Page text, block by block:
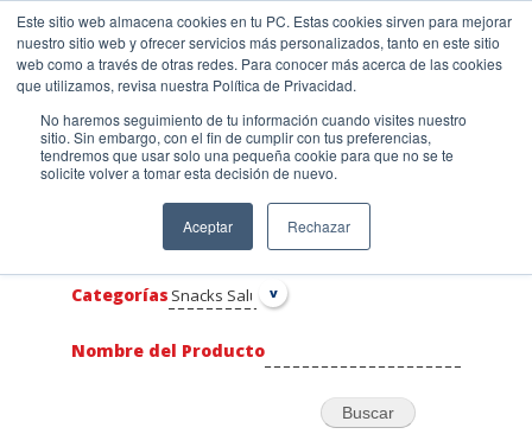
Este sitio web almacena cookies en tu PC. Estas cookies sirven para mejorar
nuestro sitio web y ofrecer servicios más personalizados, tanto en este sitio
web como a través de otras redes. Para conocer más acerca de las cookies
que utilizamos, revisa nuestra Política de Privacidad.
No haremos seguimiento de tu información cuando visites nuestro
sitio. Sin embargo, con el fin de cumplir con tus preferencias,
tendremos que usar solo una pequeña cookie para que no se te
solicite volver a tomar esta decisión de nuevo.
Aceptar Rechazar
Pasar
contenido
principal
SKIP TO CONTENT
PRODUCTOS
Categorías
Nombre del Producto